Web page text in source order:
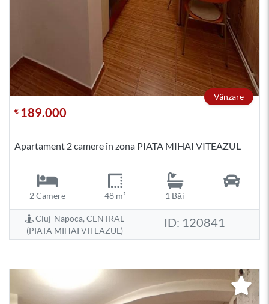
Vânzare
€ 189.000
Apartament 2 camere în zona PIATA MIHAI VITEAZUL
2 Camere 48 m² 1 Băi -
Cluj-Napoca, CENTRAL
(PIATA MIHAI VITEAZUL)
ID: 120841